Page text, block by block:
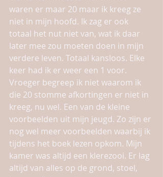
waren er maar 20 maar ik kreeg ze
niet in mijn hoofd. Ik zag er ook
totaal het nut niet van, wat ik daar
later mee zou moeten doen in mijn
verdere leven. Totaal kansloos. Elke
keer had ik er weer een 1 voor.
Vroeger begreep ik niet waarom ik
die 20 stomme afkortingen er niet in
kreeg, nu wel. Een van de kleine
voorbeelden uit mijn jeugd. Zo zijn er
nog wel meer voorbeelden waarbij ik
tijdens het boek lezen opkom. Mijn
kamer was altijd een klerezooi. Er lag
altijd van alles op de grond, stoel,